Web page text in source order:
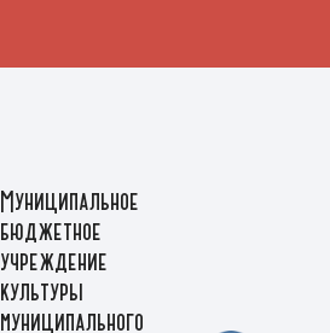
Муниципальное
бюджетное
учреждение
культуры
муниципального